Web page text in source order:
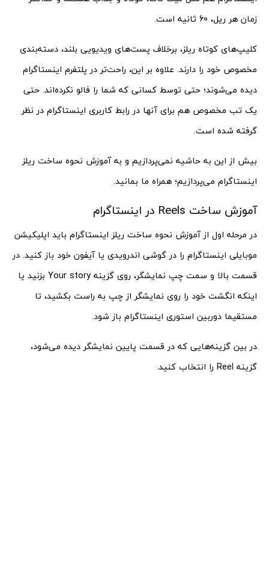
زمان هر ریل، 60 ثانیه است.
کلیپ‌های کوتاه ریلز، برخلاف پست‌های ویدیویی بلند، دسته‌بندی
مخصوص خود را دارند. علاوه بر این، راحت‌تر در پلتفرم اینستاگرام
دیده می‌شوند؛ حتی توسط کسانی که شما را فالو نکرده‌اند. حتی
یک تب مخصوص هم برای آنها در رابط کاربری اینستاگرام در نظر
گرفته شده است.
بیش از این به حاشیه نمی‌پردازیم و به آموزش نحوه ساخت ریلز
اینستاگرام می‌پردازیم؛ همراه ما بمانید.
آموزش ساخت Reels در اینستاگرام
در مرحله اول از آموزش نحوه ساخت ریلز اینستاگرام باید اپلیکیشن
موبایلی اینستاگرام را در گوشی اندرویدی یا آیفون خود باز کنید. در
قسمت بالا و سمت چپ نمایشگر، روی گزینه Your story بزنید یا
اینکه انگشت خود را روی نمایشگر از چپ به راست بکشید،‌ تا
مستقیما دوربین استوری اینستاگرام باز شود.
در بین گزینه‌هایی که در قسمت پایین نمایشگر دیده می‌شود،
گزینه Reel را انتخاب کنید.